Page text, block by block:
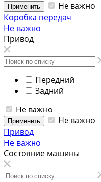
Применить
Не важно
Коробка передач
Не важно
Привод
Передний
Задний
Не важно
Применить
Не важно
Привод
Не важно
Состояние машины